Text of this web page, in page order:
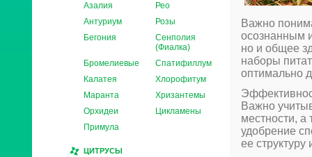
Азалия
Рео
Антуриум
Розы
Бегония
Сенполия
(Фиалка)
Бромелиевые
Спатифиллум
Калатея
Хлорофитум
Маранта
Хризантемы
Орхидеи
Цикламены
Примула
ЦИТРУСЫ
Важно
осознанным
но и общее
наборы
оптимально
Важно
местности,
удобрение
ее